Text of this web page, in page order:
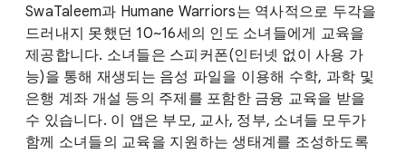
SwaTaleem과 Humane Warriors는 역사적으로 두각을
드러내지 못했던 10~16세의 인도 소녀들에게 교육을
제공합니다. 소녀들은 스피커폰(인터넷 없이 사용 가
능)을 통해 재생되는 음성 파일을 이용해 수학, 과학 및
은행 계좌 개설 등의 주제를 포함한 금융 교육을 받을
수 있습니다. 이 앱은 부모, 교사, 정부, 소녀들 모두가
함께 소녀들의 교육을 지원하는 생태계를 조성하도록